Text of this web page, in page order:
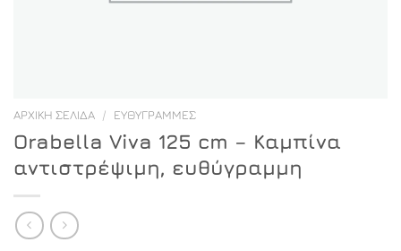
ΑΡΧΙΚΉ ΣΕΛΊΔΑ / ΕΥΘΎΓΡΑΜΜΕΣ
Orabella Viva 125 cm – Καμπίνα
αντιστρέψιμη, ευθύγραμμη